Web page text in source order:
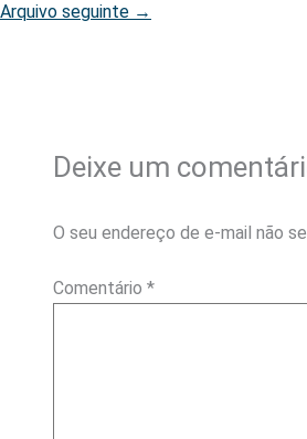
Arquivo seguinte →
Deixe um
O seu endereço de e-mail não
Comentário *